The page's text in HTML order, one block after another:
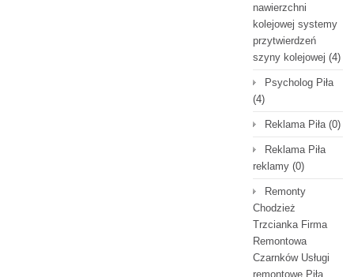
nawierzchni
kolejowej systemy
przytwierdzeń
szyny kolejowej (4)
Psycholog Piła
(4)
Reklama Piła(0)
Reklama Piła
reklamy (0)
Remonty
Chodzież
Trzcianka Firma
Remontowa
Czarnków Usługi
remontowe Piła